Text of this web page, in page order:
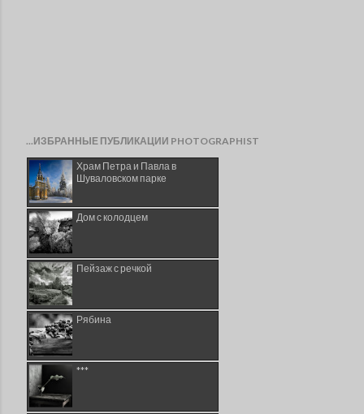
...ИЗБРАННЫЕ ПУБЛИКАЦИИ PHOTOGRAPHIST
Храм Петра и Павла в
Шуваловском парке
Дом с колодцем
Пейзаж с речкой
Рябина
***